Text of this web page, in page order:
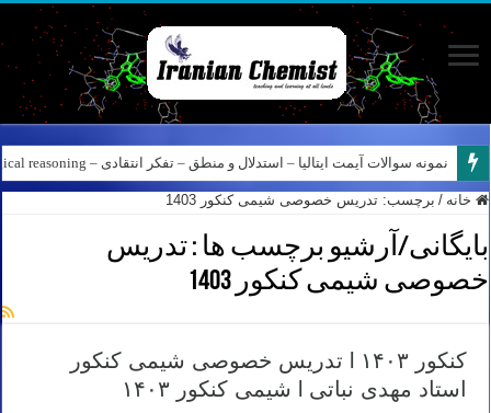
نمونه سوالات آیمت ایتالیا – استدلال و منطق – تفکر انتقادی – Logical reasoning – پارت ۸
کانال آیمت ایتالیا در نرم افزار بله – کانال شیمی آیمت استاد نباتی
خانه / برچسب: تدریس خصوصی شیمی کنکور 1403
بایگانی/آرشیو برچسب ها :تدریس
خصوصی شیمی کنکور 1403
کنکور ۱۴۰۳ l تدریس خصوصی شیمی کنکور
استاد مهدی نباتی l شیمی کنکور ۱۴۰۳